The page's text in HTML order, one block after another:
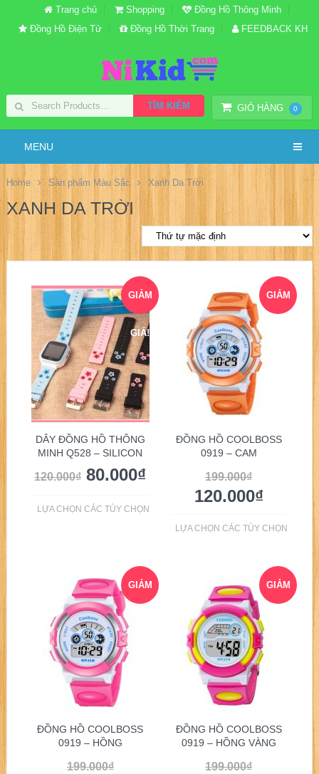
Trang chủ Shopping
Đồng Hồ Thông Minh
Đồng Hồ Điện Tử
Đồng Hồ Thời Trang FEEDBACK KH
GIỎ HÀNG 0
TÌM KIẾM
MENU
Home Sản phẩm Màu Sắc Xanh Da Trời
XANH DA TRỜI
GIẢM
GIÁ!
DÂY ĐỒNG HỒ THÔNG
MINH Q528 – SILICON
120.000₫ 80.000₫
LỰA CHỌN CÁC TÙY CHỌN
GIẢM
ĐỒNG HỒ COOLBOSS
0919 – CAM
199.000₫
120.000₫
LỰA CHỌN CÁC TÙY CHỌN
GIẢM
ĐỒNG HỒ COOLBOSS
0919 – HỒNG
199.000₫
GIẢM
ĐỒNG HỒ COOLBOSS
0919 – HỒNG VÀNG
199.000₫